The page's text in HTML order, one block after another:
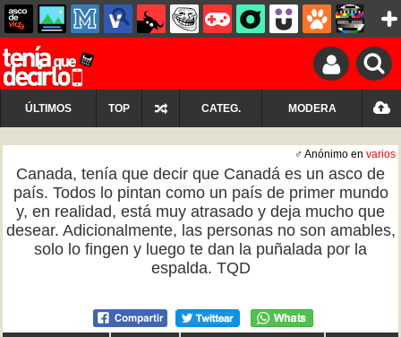
ÚLTIMOS TOP CATEG. MODERA
♂ Anónimo en varios
Canada, tenía que decir que Canadá es un asco de
país. Todos lo pintan como un país de primer mundo
y, en realidad, está muy atrasado y deja mucho que
desear. Adicionalmente, las personas no son amables,
solo lo fingen y luego te dan la puñalada por la
espalda. TQD